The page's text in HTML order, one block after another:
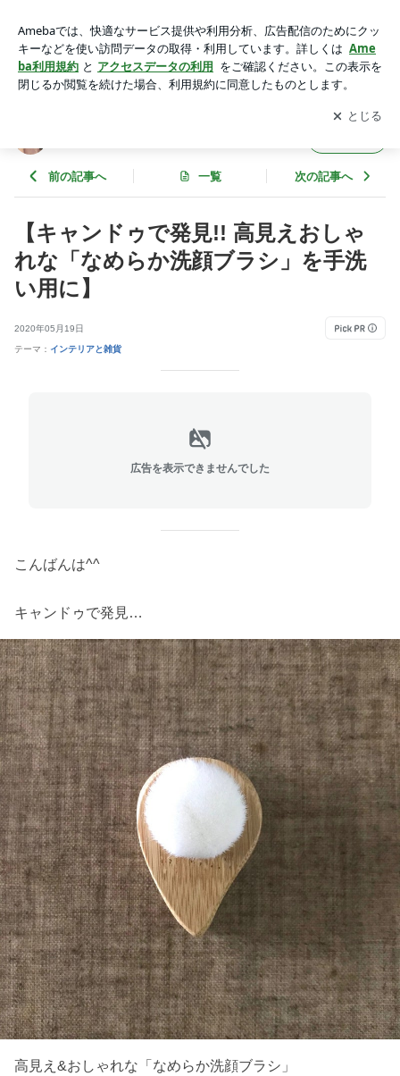
シ」を手洗い用に】 | ほっこりシアワセ時間
アプリをダウンロードして ブログの更新通知
を受け取りまし
ょう。
開く
前の記事へ 一覧 次の記事へ
【キャンドゥで発見!! 高見えおしゃ
れな「なめらか洗顔ブラシ」を手洗
い用に】
2020年05月19日
テーマ： インテリアと雑貨
広告を表示できませんでした
こんばんは^^
キャンドゥで発見…
高見え&おしゃれな「なめらか洗顔ブラシ」